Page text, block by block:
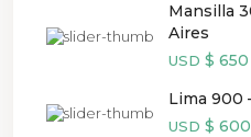
Mansilla
Aires
USD $ 650
Lima 900
USD $ 600